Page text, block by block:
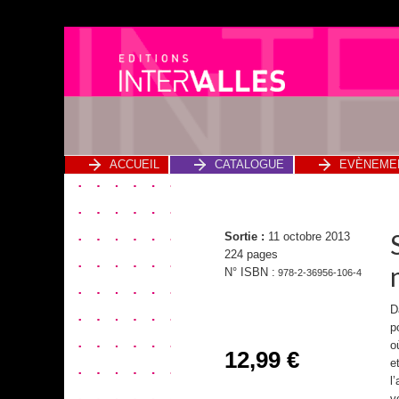
ACCUEIL CATALOGUE
Sortie : 11 octobre 2013
224 pages
N° ISBN : 978-2-36956-106-4
12,99 €